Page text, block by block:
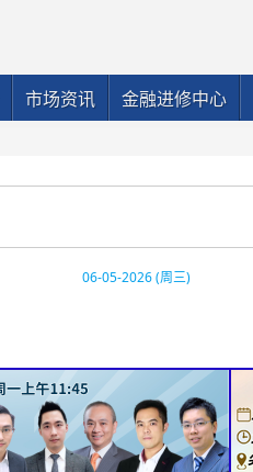
市场资讯 金融进修中心
06-05-2026 (周三)